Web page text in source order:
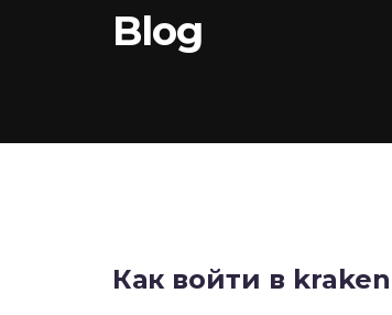
Blog
Как войти в